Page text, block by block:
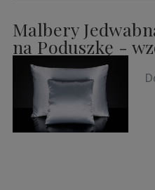
Malbery
na Poduszkę -